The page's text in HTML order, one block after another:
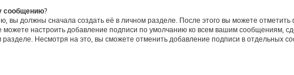
сообщению?
вы должны сначала создать её в личном разделе. После этого вы можете отметить
можете настроить добавление подписи по умолчанию ко всем вашим сообщениям,
разделе. Несмотря на это, вы сможете отменить добавление подписи в отдельных